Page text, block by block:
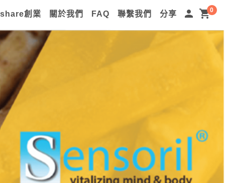
創業 關於我們 FAQ 聯繫我們 分享 person shopping_cart0